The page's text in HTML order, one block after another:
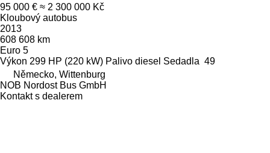
95 000 € ≈ 2 300 000 Kč
Kloubový autobus
2013
608 608 km
Euro 5
Výkon 299 HP (220 kW) Palivo diesel Sedadla 49
Německo, Wittenburg
NOB Nordost Bus GmbH
Kontakt s dealerem